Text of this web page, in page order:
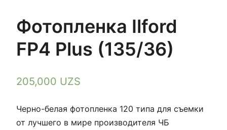
Фотопленка Ilford
FP4 Plus (135/36)
205,000 UZS
Черно-белая фотопленка 120 типа для съемки
от лучшего в мире производителя ЧБ